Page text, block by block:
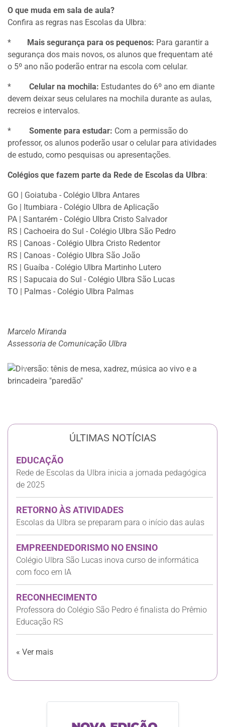
O que muda em sala de aula?
Confira as regras nas Escolas da Ulbra:
* Mais segurança para os pequenos: Para garantir a
segurança dos mais novos, os alunos que frequentam até
o 5º ano não poderão entrar na escola com celular.
* Celular na mochila: Estudantes do 6º ano em diante
devem deixar seus celulares na mochila durante as aulas,
recreios e intervalos.
* Somente para estudar: Com a permissão do
professor, os alunos poderão usar o celular para atividades
de estudo, como pesquisas ou apresentações.
Colégios que fazem parte da Rede de Escolas da Ulbra:
GO | Goiatuba - Colégio Ulbra Antares
Go | Itumbiara - Colégio Ulbra de Aplicação
PA | Santarém - Colégio Ulbra Cristo Salvador
RS | Cachoeira do Sul - Colégio Ulbra São Pedro
RS | Canoas - Colégio Ulbra Cristo Redentor
RS | Canoas - Colégio Ulbra São João
RS | Guaíba - Colégio Ulbra Martinho Lutero
RS | Sapucaia do Sul - Colégio Ulbra São Lucas
TO | Palmas - Colégio Ulbra Palmas
Marcelo Miranda
Assessoria de Comunicação Ulbra
Anterior
ÚLTIMAS NOTÍCIAS
EDUCAÇÃO
Rede de Escolas da Ulbra inicia a jornada pedagógica
de 2025
RETORNO ÀS ATIVIDADES
Escolas da Ulbra se preparam para o início das aulas
EMPREENDEDORISMO NO ENSINO
Colégio Ulbra São Lucas inova curso de informática
com foco em IA
RECONHECIMENTO
Professora do Colégio São Pedro é finalista do Prêmio
Educação RS
« Ver mais